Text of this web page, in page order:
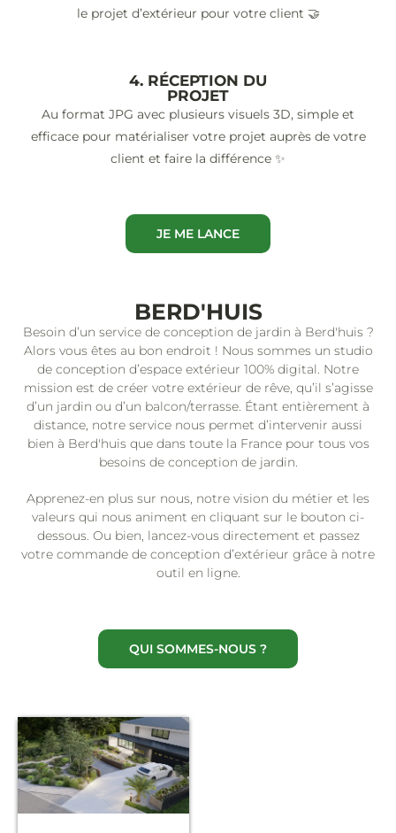
le projet d’extérieur pour votre client 🤝
4. RÉCEPTION DU
PROJET
Au format JPG avec plusieurs visuels 3D, simple et
efficace pour matérialiser votre projet auprès de votre
client et faire la différence ✨
JE ME LANCE
BERD'HUIS
Besoin d’un service de conception de jardin à Berd'huis ?
Alors vous êtes au bon endroit ! Nous sommes un studio
de conception d’espace extérieur 100% digital. Notre
mission est de créer votre extérieur de rêve, qu’il s’agisse
d’un jardin ou d’un balcon/terrasse. Étant entièrement à
distance, notre service nous permet d’intervenir aussi
bien à Berd'huis que dans toute la France pour tous vos
besoins de conception de jardin.
Apprenez-en plus sur nous, notre vision du métier et les
valeurs qui nous animent en cliquant sur le bouton ci-
dessous. Ou bien, lancez-vous directement et passez
votre commande de conception d’extérieur grâce à notre
outil en ligne.
QUI SOMMES-NOUS ?